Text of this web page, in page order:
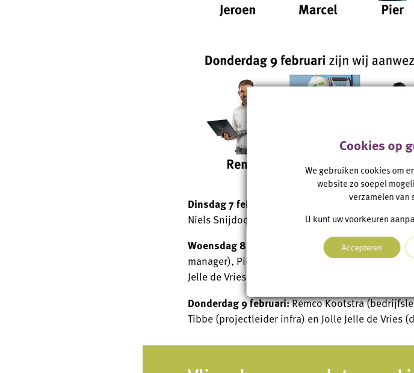
Dinsdag 7 februari:
Gerko Tibbe (projectleider
Niels Snijdood (vestigingsleider Groningen) en
Woensdag 8 februari:
Jeroen Watermulder
manager), Pier Kooistra (projectleider infra),
Jelle de Vries (directeur)
Donderdag 9 februari:Remco Kootstra
Tibbe (projectleider infra) en Jolle Jelle de Vries
Cookies op
We gebruiken cookies om
website zo soepel
verzamelen
U kunt uw voorkeuren
Accepteren